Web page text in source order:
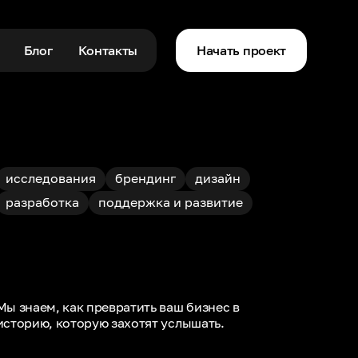
Блог
Контакты
Начать проект
исследования брендинг
дизайн
разработка
поддержка и развитие
знаем, как превратить ваш бизнес в
которую захотят услышать.